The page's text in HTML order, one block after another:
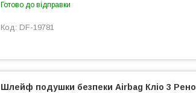
Готово до відправки
DF-19781
Шлейф подушки безпеки Airbag Кліо 3 Рено